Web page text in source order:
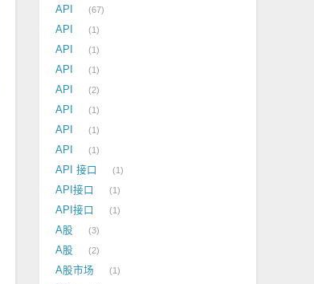
API 67
API 1
API 1
API 1
API 2
API 1
API 1
API 1
API 接口 1
API接口 1
API接口 1
A股 3
A股 2
A股市场 1